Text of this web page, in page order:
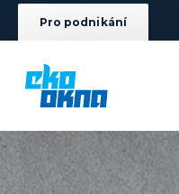
Pro podnikání